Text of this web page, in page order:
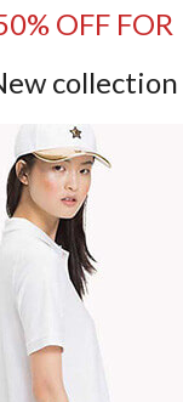
OFF FOR
collection